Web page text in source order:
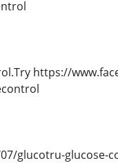
https://
glucotru-glucose-